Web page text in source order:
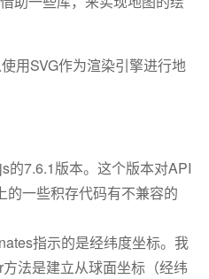
用SVG作为渲染引擎进行地
的7.6.1版本。这个版本对API
的一些积存代码有不兼容的
指示的是经纬度坐标。我
法是建立从球面坐标（经纬